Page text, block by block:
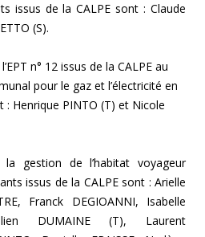
issus de la CALPE sont : Claude
(S).
n° 12 issus de la CALPE au
pour le gaz et l’électricité en
: Henrique PINTO (T) et Nicole
gestion de l’habitat voyageur
issus de la CALPE sont : Arielle
Franck DEGIOANNI, Isabelle
DUMAINE (T), Laurent